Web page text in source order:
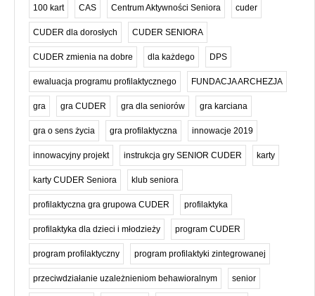
100 kart CAS Centrum Aktywności Seniora cuder
CUDER dla dorosłych CUDER SENIORA
CUDER zmienia na dobre dla każdego DPS
ewaluacja programu profilaktycznego FUNDACJA ARCHEZJA
gra gra CUDER gra dla seniorów gra karciana
gra o sens życia gra profilaktyczna innowacje 2019
innowacyjny projekt instrukcja gry SENIOR CUDER karty
karty CUDER Seniora klub seniora
profilaktyczna gra grupowa CUDER profilaktyka
profilaktyka dla dzieci i młodzieży program CUDER
program profilaktyczny program profilaktyki zintegrowanej
przeciwdziałanie uzależnieniom behawioralnym senior